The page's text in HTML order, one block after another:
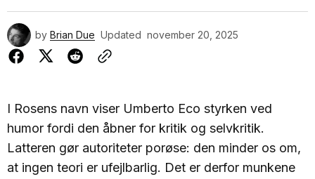
by Brian Due Updated november 20, 2025
I Rosens navn viser Umberto Eco styrken ved
humor fordi den åbner for kritik og selvkritik.
Latteren gør autoriteter porøse: den minder os om,
at ingen teori er ufejlbarlig. Det er derfor munkene